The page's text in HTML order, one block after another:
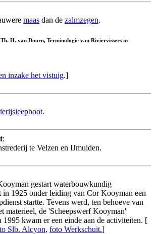
maas dan de zalmzegen.
H. van Doorn, Terminologie van Riviervissers in
inzake het vistuig.]
.
:
te Velzen en IJmuiden.
gestart waterbouwkundig
in 1925 onder leiding van Cor Kooyman een
startte. Tevens werd, ten behoeve van
materieel, de 'Scheepswerf Kooyman'
kwam er een einde aan de activiteiten. [
Slb. Alcyon, foto Werkschuit.]